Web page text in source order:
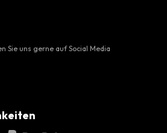
Sie uns gerne auf Social Media